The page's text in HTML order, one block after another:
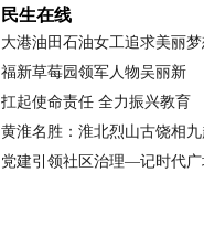
民生在线
大港油田石油女工追求美丽
福新草莓园领军人物吴丽新
扛起使命责任 全力振兴教育
黄淮名胜：淮北烈山古饶相九
党建引领社区治理—记时代